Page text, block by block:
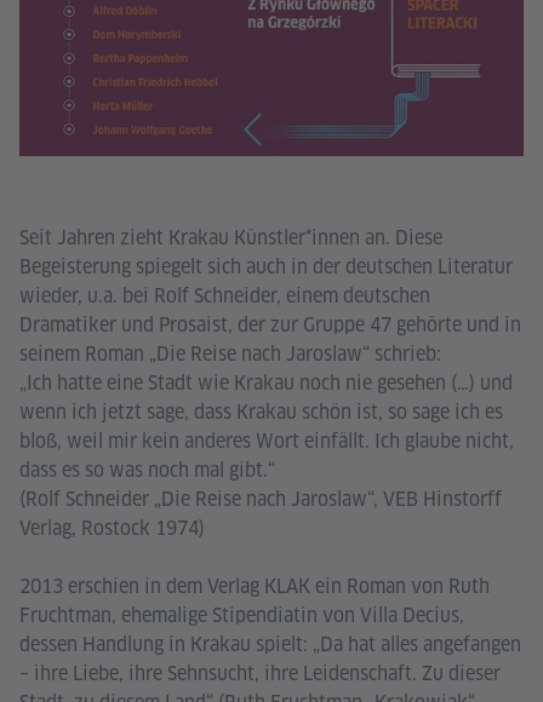
Seit Jahren zieht Krakau Künstler*innen an. Diese
Begeisterung spiegelt sich auch in der deutschen Literatur
wieder, u.a. bei Rolf Schneider, einem deutschen
Dramatiker und Prosaist, der zur Gruppe 47 gehörte und in
seinem Roman „Die Reise nach Jaroslaw“ schrieb:
„Ich hatte eine Stadt wie Krakau noch nie gesehen (…) und
wenn ich jetzt sage, dass Krakau schön ist, so sage ich es
bloß, weil mir kein anderes Wort einfällt. Ich glaube nicht,
dass es so was noch mal gibt.“
(Rolf Schneider „Die Reise nach Jaroslaw“, VEB Hinstorff
Verlag, Rostock 1974)
2013 erschien in dem Verlag KLAK ein Roman von Ruth
Fruchtman, ehemalige Stipendiatin von Villa Decius,
dessen Handlung in Krakau spielt: „Da hat alles angefangen
– ihre Liebe, ihre Sehnsucht, ihre Leidenschaft. Zu dieser